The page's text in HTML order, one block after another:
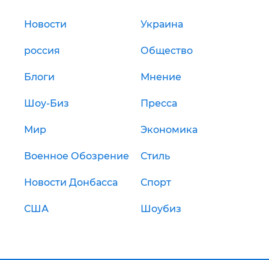
Новости Украина
россия Общество
Блоги Мнение
Шоу-Биз Пресса
Мир Экономика
Военное Обозрение Стиль
Новости Донбасса Спорт
США Шоубиз